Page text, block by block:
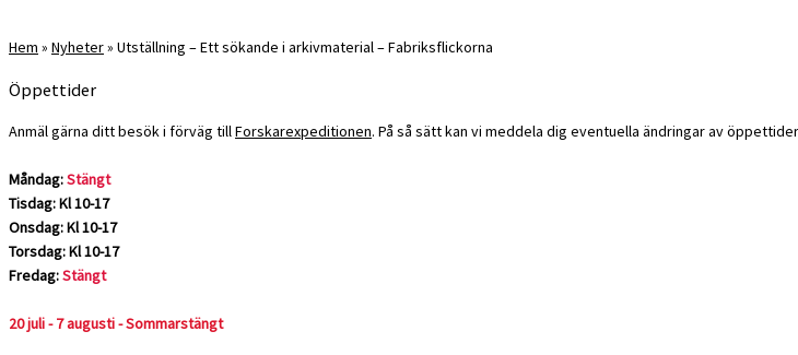
Hem » Nyheter» Utställning – Ett sökande i arkivmaterial – Fabriksflickorna
Öppettider
Anmäl gärna ditt besök i förväg tillForskarexpeditionen. På så sätt kan vi meddela dig eventuella ändringar av
Måndag:Stängt
Tisdag: Kl 10-17
Onsdag: Kl 10-17
Torsdag: Kl 10-17
Fredag:Stängt
20 juli - 7 augusti - Sommarstängt